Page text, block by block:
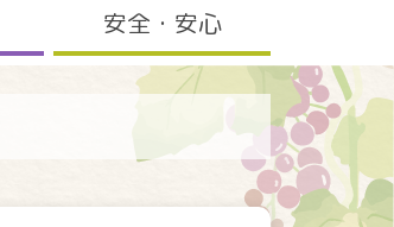
安全・安心